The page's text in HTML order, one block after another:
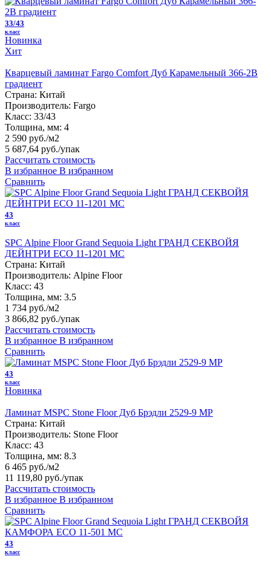
33/43
класс
Новинка
Хит
Кварцевый ламинат Fargo Comfort Дуб Карамельный 366-2B
градиент
Страна: Китай
Производитель: Fargo
Класс: 33/43
Толщина, мм: 4
2 590 руб./м2
5 687,64 руб./упак
Рассчитать стоимость
В избранное В избранном
Сравнить
43
класс
SPC Alpine Floor Grand Sequoia Light ГРАНД СЕКВОЙЯ
ДЕЙНТРИ ЕСО 11-1201 MC
Страна: Китай
Производитель: Alpine Floor
Класс: 43
Толщина, мм: 3.5
1 734 руб./м2
3 866,82 руб./упак
Рассчитать стоимость
В избранное В избранном
Сравнить
43
класс
Новинка
Ламинат MSPC Stone Floor Дуб Брэдли 2529-9 MР
Страна: Китай
Производитель: Stone Floor
Класс: 43
Толщина, мм: 8.3
6 465 руб./м2
11 119,80 руб./упак
Рассчитать стоимость
В избранное В избранном
Сравнить
43
класс